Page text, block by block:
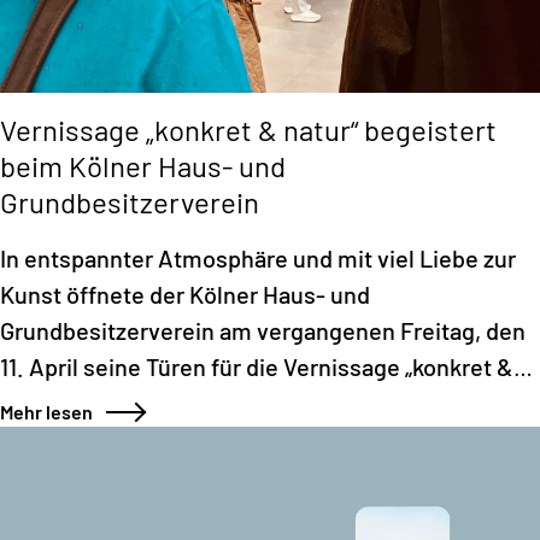
Vernissage „konkret & natur“ begeistert
beim Kölner Haus- und
Grundbesitzerverein
In entspannter Atmosphäre und mit viel Liebe zur
Kunst öffnete der Kölner Haus- und
Grundbesitzerverein am vergangenen Freitag, den
11. April seine Türen für die Vernissage „konkret &
natur“.
Mehr lesen